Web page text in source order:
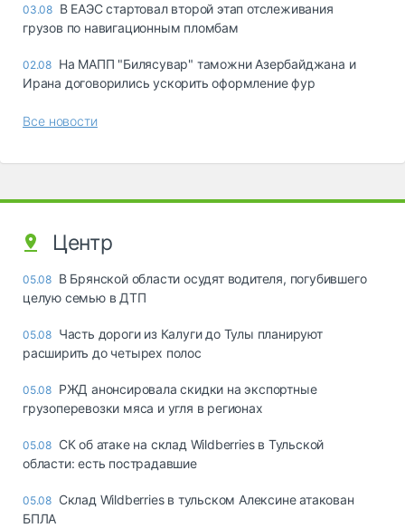
03.08 В ЕАЭС стартовал второй этап отслеживания
грузов по навигационным пломбам
02.08 На МАПП "Билясувар" таможни Азербайджана и
Ирана договорились ускорить оформление фур
Все новости
Центр
05.08 В Брянской области осудят водителя, погубившего
целую семью в ДТП
05.08 Часть дороги из Калуги до Тулы планируют
расширить до четырех полос
05.08 РЖД анонсировала скидки на экспортные
грузоперевозки мяса и угля в регионах
05.08 СК об атаке на склад Wildberries в Тульской
области: есть пострадавшие
05.08 Склад Wildberries в тульском Алексине атакован
БПЛА